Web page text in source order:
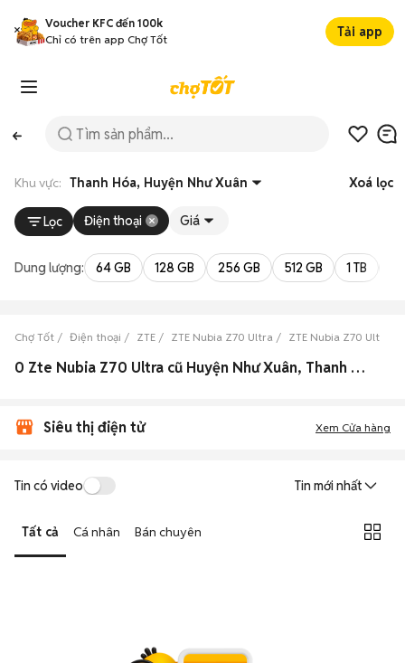
Voucher KFC đến 100k
Chỉ có trên app Chợ Tốt
Tải app
Khu vực: Thanh Hóa, Huyện Như Xuân Xoá lọc
Lọc Điện thoại Giá
Dung lượng: 64 GB 128 GB 256 GB 512 GB 1 TB
Chợ Tốt Điện thoại ZTE ZTE Nubia Z70 Ultra ZTE Nubia Z70 Ultra
0 Zte Nubia Z70 Ultra cũ Huyện Như Xuân, Thanh Hóa đẹp
Siêu thị điện tử Xem Cửa hàng
Tin có video Tin mới nhất
Tất cả Cá nhân Bán chuyên